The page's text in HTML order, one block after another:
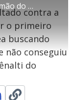
Pênalti? Verdão reclama de mão do zagueiro após cruzamento de Marcos Rochal
s
c
e
n
a
r
i
l
contra a
o primeiro
buscando
não conseguiu
do